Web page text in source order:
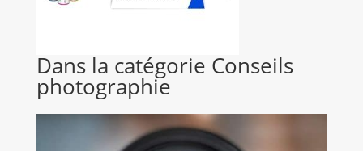
Dans la catégorie Conseils
photographie